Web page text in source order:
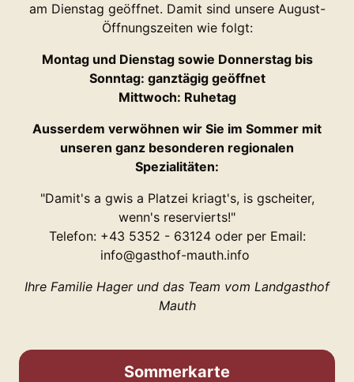
am Dienstag geöffnet. Damit sind unsere August-
Öffnungszeiten wie folgt:
Montag und Dienstag sowie Donnerstag bis
Sonntag: ganztägig geöffnet
Mittwoch: Ruhetag
Ausserdem verwöhnen wir Sie im Sommer mit
unseren ganz besonderen regionalen
Spezialitäten:
"Damit's a gwis a Platzei kriagt's, is gscheiter,
wenn's reservierts!"
Telefon: +43 5352 - 63124 oder per Email:
info@gasthof-mauth.info
Ihre Familie Hager und das Team vom Landgasthof
Mauth
Sommerkarte